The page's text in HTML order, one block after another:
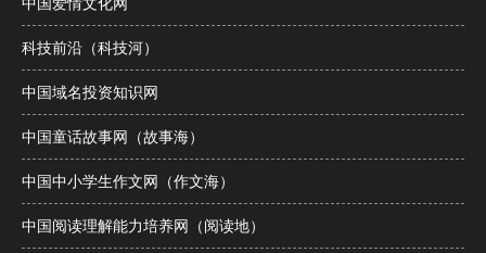
科技前沿（科技河）
中国域名投资知识网
中国童话故事网（故事海）
中国中小学生作文网（作文海）
中国阅读理解能力培养网（阅读地）